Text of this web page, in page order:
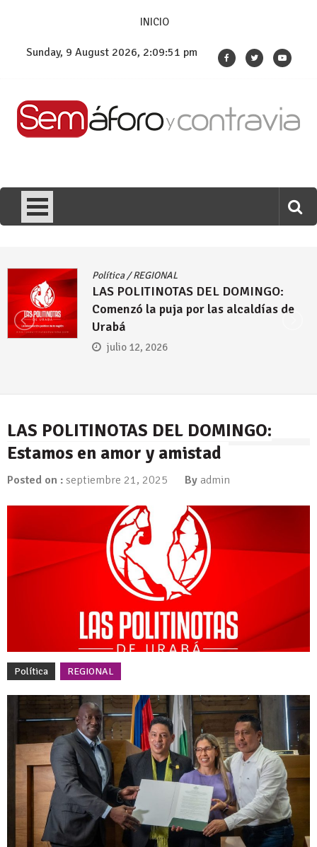
INICIO
Sunday, 9 August 2026, 2:09:53 pm
Política/REGIONAL
LAS POLITINOTAS DEL DOMINGO: Las
propuestas que hacen desde Urabá
para el presidente electo Abelardo de
la Espriella
LAS POLITINOTAS DEL DOMINGO:
Estamos en amor y amistad
Posted on : septiembre 21, 2025 By admin
Política REGIONAL